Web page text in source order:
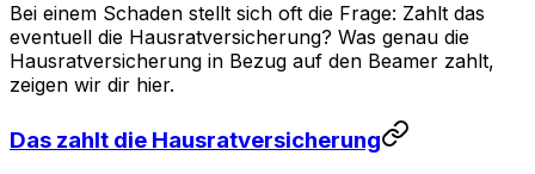
Bei einem Schaden stellt sich oft die Frage: Zahlt das
eventuell die Hausratversicherung? Was genau die
Hausratversicherung in Bezug auf den Beamer zahlt,
zeigen wir dir hier.
Das zahlt die Hausratversicherung